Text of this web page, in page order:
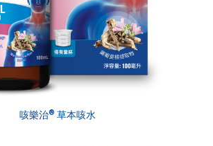
咳樂治® 草本咳水